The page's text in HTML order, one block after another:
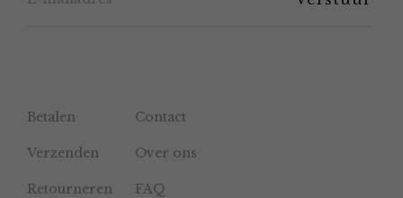
Betalen Contact
Verzenden Over ons
Retourneren FAQ